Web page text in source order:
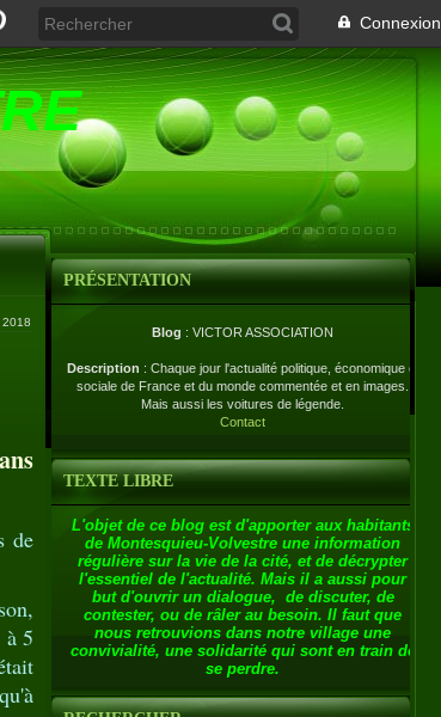
Connexion
2018
de
à 5
PRÉSENTATION
Blog : VICTOR ASSOCIATION
Description : Chaque jour l'actualité politique, économique et
sociale de France et du monde commentée et en images.
Mais aussi les voitures de légende.
Contact
TEXTE LIBRE
L'objet de ce blog est d'apporter aux habitants
de Montesquieu-Volvestre une information
régulière sur la vie de la cité, et de décrypter
l'essentiel de l'actualité. Mais il a aussi pour
but d'ouvrir un dialogue, de discuter, de
contester, ou de râler au besoin. Il faut que
nous retrouvions dans notre village une
convivialité, une solidarité qui sont en train de
se perdre.